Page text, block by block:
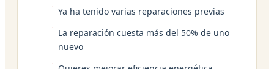
Ya ha tenido varias reparaciones previas
La reparación cuesta más del 50% de uno
nuevo